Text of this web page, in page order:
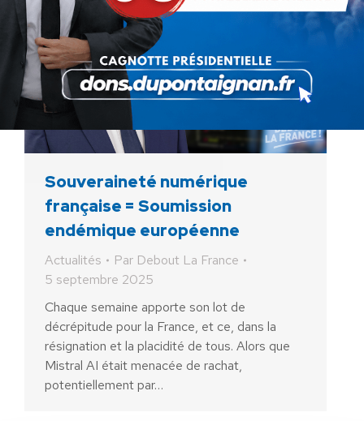
Souveraineté numérique
française = Soumission
endémique européenne
Actualités Par Debout La France
5 septembre 2025
Chaque semaine apporte son lot de
décrépitude pour la France, et ce, dans la
résignation et la placidité de tous. Alors que
Mistral AI était menacée de rachat,
potentiellement par…